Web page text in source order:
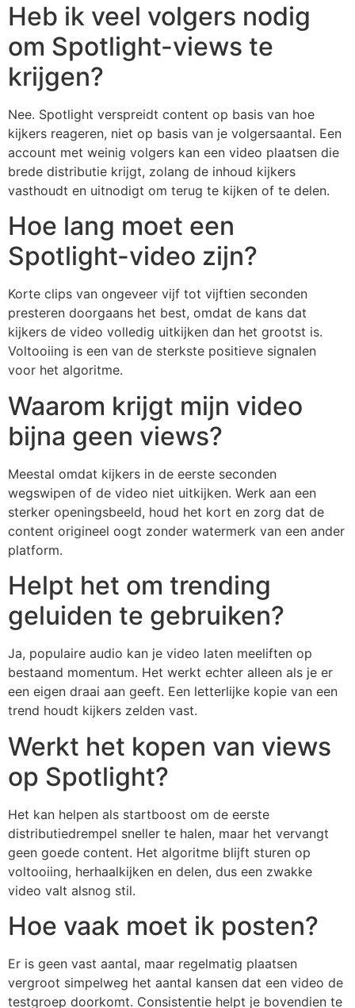
Heb ik veel volgers nodig
om Spotlight-views te
krijgen?
Nee. Spotlight verspreidt content op basis van hoe
kijkers reageren, niet op basis van je volgersaantal. Een
account met weinig volgers kan een video plaatsen die
brede distributie krijgt, zolang de inhoud kijkers
vasthoudt en uitnodigt om terug te kijken of te delen.
Hoe lang moet een
Spotlight-video zijn?
Korte clips van ongeveer vijf tot vijftien seconden
presteren doorgaans het best, omdat de kans dat
kijkers de video volledig uitkijken dan het grootst is.
Voltooiing is een van de sterkste positieve signalen
voor het algoritme.
Waarom krijgt mijn video
bijna geen views?
Meestal omdat kijkers in de eerste seconden
wegswipen of de video niet uitkijken. Werk aan een
sterker openingsbeeld, houd het kort en zorg dat de
content origineel oogt zonder watermerk van een ander
platform.
Helpt het om trending
geluiden te gebruiken?
Ja, populaire audio kan je video laten meeliften op
bestaand momentum. Het werkt echter alleen als je er
een eigen draai aan geeft. Een letterlijke kopie van een
trend houdt kijkers zelden vast.
Werkt het kopen van views
op Spotlight?
Het kan helpen als startboost om de eerste
distributiedrempel sneller te halen, maar het vervangt
geen goede content. Het algoritme blijft sturen op
voltooiing, herhaalkijken en delen, dus een zwakke
video valt alsnog stil.
Hoe vaak moet ik posten?
Er is geen vast aantal, maar regelmatig plaatsen
vergroot simpelweg het aantal kansen dat een video de
testgroep doorkomt. Consistentie helpt je bovendien te